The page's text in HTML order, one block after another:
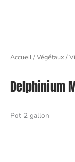
Accueil/Végétaux /
Delphinium
Pot 2 gallon